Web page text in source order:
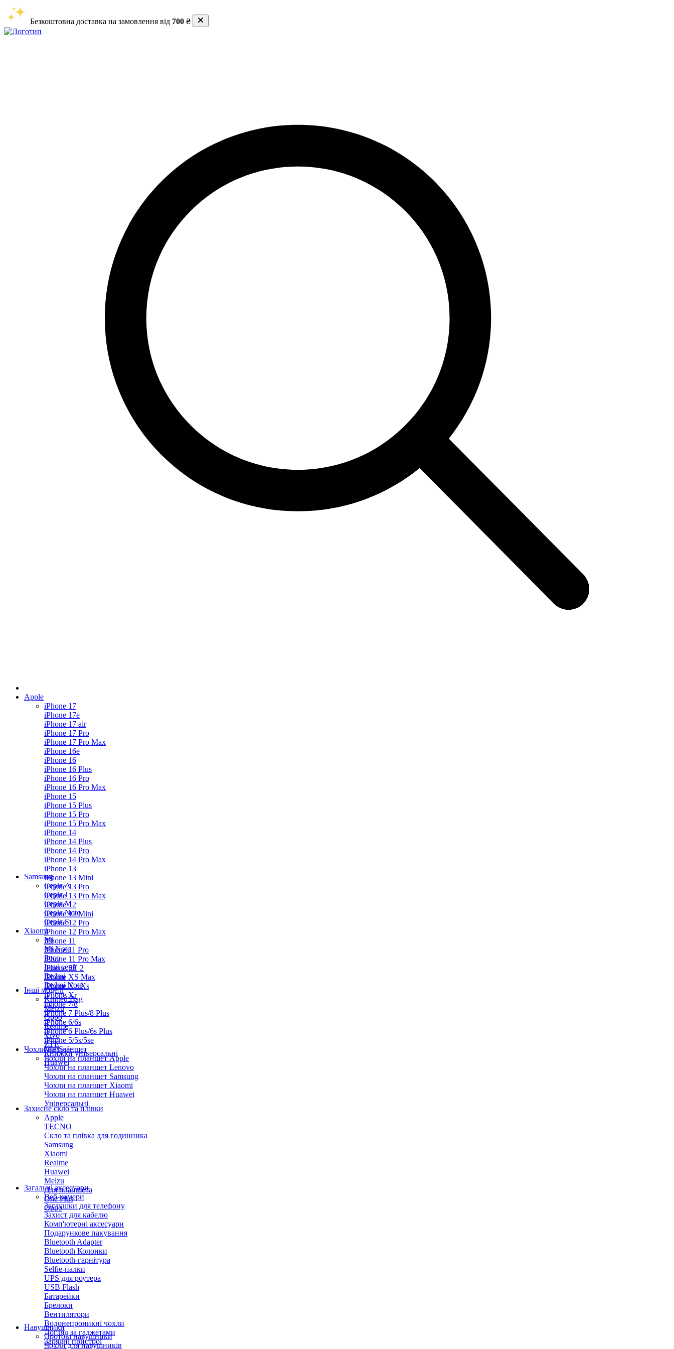
Безкоштовна доставка на замовлення від 700 ₴
Apple
iPhone 17
iPhone 17e
iPhone 17 air
iPhone 17 Pro
iPhone 17 Pro Max
iPhone 16e
iPhone 16
iPhone 16 Plus
iPhone 16 Pro
iPhone 16 Pro Max
iPhone 15
iPhone 15 Plus
iPhone 15 Pro
iPhone 15 Pro Max
iPhone 14
iPhone 14 Plus
iPhone 14 Pro
iPhone 14 Pro Max
iPhone 13
iPhone 13 Mini
iPhone 13 Pro
iPhone 13 Pro Max
iPhone 12
iPhone 12 Mini
iPhone 12 Pro
iPhone 12 Pro Max
iPhone 11
iPhone 11 Pro
iPhone 11 Pro Max
iPhone SE 2
iPhone XS Max
iPhone X / Xs
iPhone Xr
iphone 7/8
iPhone 7 Plus/8 Plus
iPhone 6/6s
iPhone 6 Plus/6s Plus
iPhone 5/5s/5se
MagSafe
Samsung
Серія А
Серiя J
Серiя M
Серія Note
Серія S
Xiaomi
Mi
Mi Note
Poco
Інші серії
Redmi
Redmi Note
Інші моделі
Knitted Bag
Meizu
Oppo
Realme
Vivo
ZTE
Книжки універсальні
Huawei
Чохли на планшет
Чохли на планшет Apple
Чохли на планшет Lenovo
Чохли на планшет Samsung
Чохли на планшет Xiaomi
Чохли на планшет Huawei
Універсальні
Захисне скло та плівки
Apple
TECNO
Скло та плівка для годинника
Samsung
Xiaomi
Realme
Huawei
Meizu
Для планшета
One Plus
Oppo
Загальні аксесуари
Веб-камери
Заглушки для телефону
Захист для кабелю
Комп'ютерні аксесуари
Подарункове пакування
Bluetooth Adapter
Bluetooth Колонки
Bluetooth-гарнітура
Selfie-палки
UPS для роутера
USB Flash
Батарейки
Брелоки
Вентилятори
Водонепроникні чохли
Догляд за гаджетами
Зарядні пристрої
Навушники
Дротові навушники
Чохли для навушників